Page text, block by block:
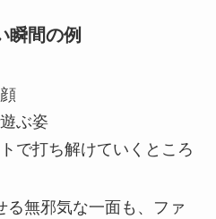
瞬間の例
ぶ姿
で打ち解けていくところ
る無邪気な一面も、ファ